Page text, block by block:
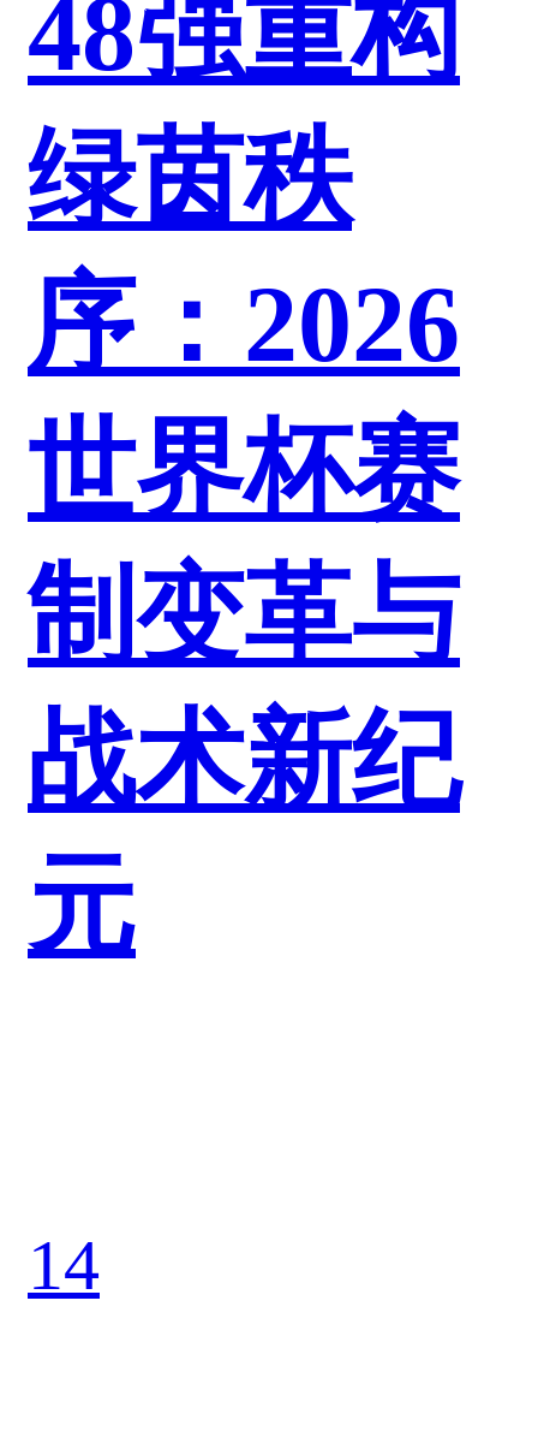
48强重构
绿茵秩
序：2026
世界杯赛
制变革与
战术新纪
元
14